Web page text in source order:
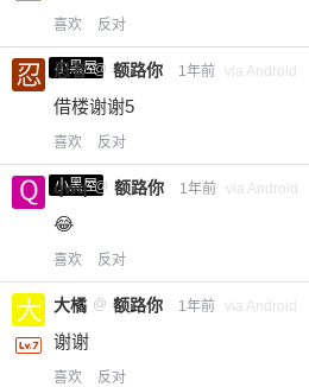
喜欢 反对
小黑屋
忍者 @ 额路你 1年前 via Android
借楼谢谢5
喜欢 反对
小黑屋
qwq @ 额路你 1年前 via Android
😂
喜欢 反对
大橘 @ 额路你 1年前 via Android
谢谢
喜欢 反对